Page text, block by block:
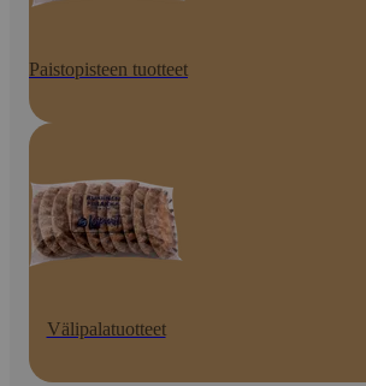
Paistopisteen tuotteet
Välipalatuotteet